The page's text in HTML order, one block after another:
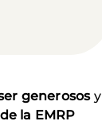
generososy
la EMRP